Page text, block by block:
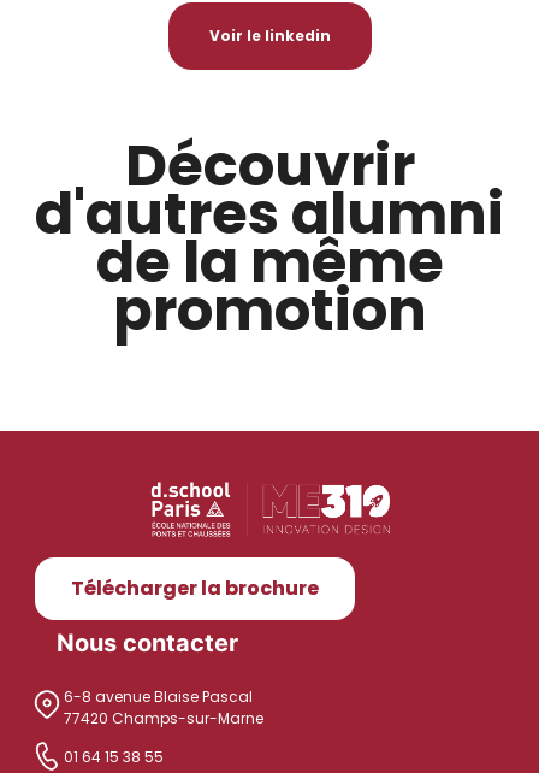
Voir le linkedin
Découvrir
d'autres alumni
de la même
promotion
Télécharger la brochure
Nous contacter
6-8 avenue Blaise Pascal
77420 Champs-sur-Marne
01 64 15 38 55